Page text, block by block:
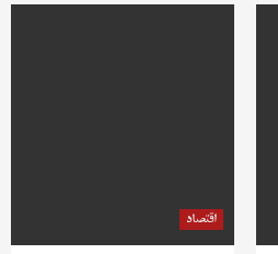
اقتصاد